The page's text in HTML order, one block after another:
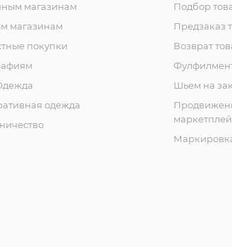
магазинам
магазинам
покупки
одежда
Подбор
Предзаказ
Возврат
Шьем на